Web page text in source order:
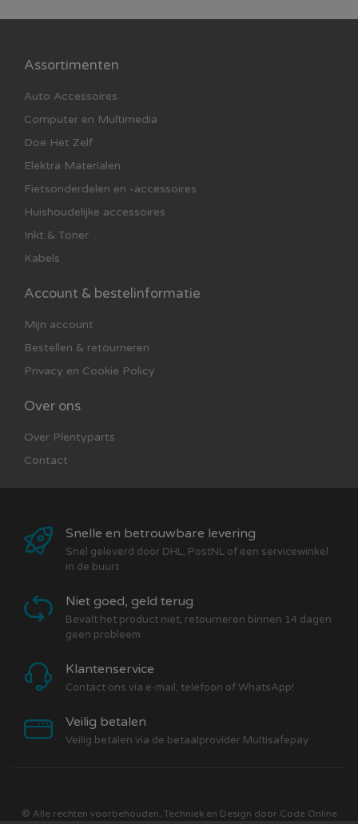
Assortimenten
Auto Accessoires
Computer en Multimedia
Doe Het Zelf
Elektra Materialen
Fietsonderdelen en -accessoires
Huishoudelijke accessoires
Inkt & Toner
Kabels
Account & bestelinformatie
Mijn account
Bestellen & retourneren
Privacy en Cookie Policy
Over ons
Over Plentyparts
Contact
Snelle en betrouwbare levering
Snel geleverd door DHL, PostNL of een servicewinkel
in de buurt
Niet goed, geld terug
Bevalt het product niet, retourneren binnen 14 dagen
geen probleem
Klantenservice
Contact ons via e-mail, telefoon of WhatsApp!
Veilig betalen
Veilig betalen via de betaalprovider Multisafepay
© Alle rechten voorbehouden. Techniek en Design door Code Online